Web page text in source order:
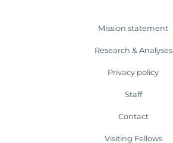
Mission statement
Research & Analyses
Privacy policy
Staff
Contact
Visiting Fellows